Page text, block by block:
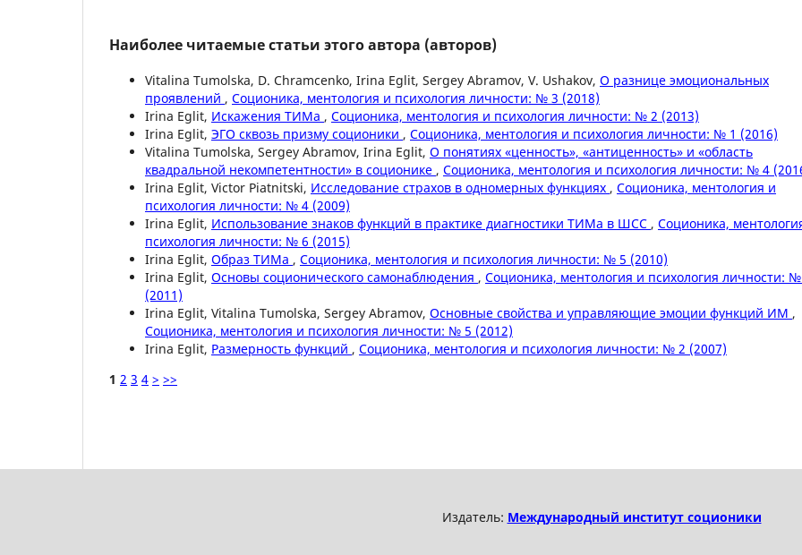
Наиболее читаемые статьи этого автора (авторов)
Vitalina Tumolska, D. Chramcenko, Irina Eglit, Sergey Abramov, V. Ushakov, О разнице эмоциональных
проявлений , Соционика, ментология и психология личности: № 3 (2018)
Irina Eglit, Искажения ТИМа , Соционика, ментология и психология личности: № 2 (2013)
Irina Eglit, ЭГО сквозь призму соционики , Соционика, ментология и психология личности: № 1 (2016)
Vitalina Tumolska, Sergey Abramov, Irina Eglit, О понятиях «ценность», «антиценность» и «область
квадральной некомпетентности» в соционике , Соционика, ментология и психология личности: № 4
Irina Eglit, Victor Piatnitski, Исследование страхов в одномерных функциях , Соционика, ментология и
психология личности: № 4 (2009)
Irina Eglit, Использование знаков функций в практике диагностики ТИМа в ШСС , Соционика,
психология личности: № 6 (2015)
Irina Eglit, Образ ТИМа , Соционика, ментология и психология личности: № 5 (2010)
Irina Eglit, Основы соционического самонаблюдения , Соционика, ментология и психология личности:
(2011)
Irina Eglit, Vitalina Tumolska, Sergey Abramov, Основные свойства и управляющие эмоции функций ИМ ,
Соционика, ментология и психология личности: № 5 (2012)
Irina Eglit, Размерность функций , Соционика, ментология и психология личности: № 2 (2007)
1 2 3 4 > >>
Издатель: Международный институт соционики